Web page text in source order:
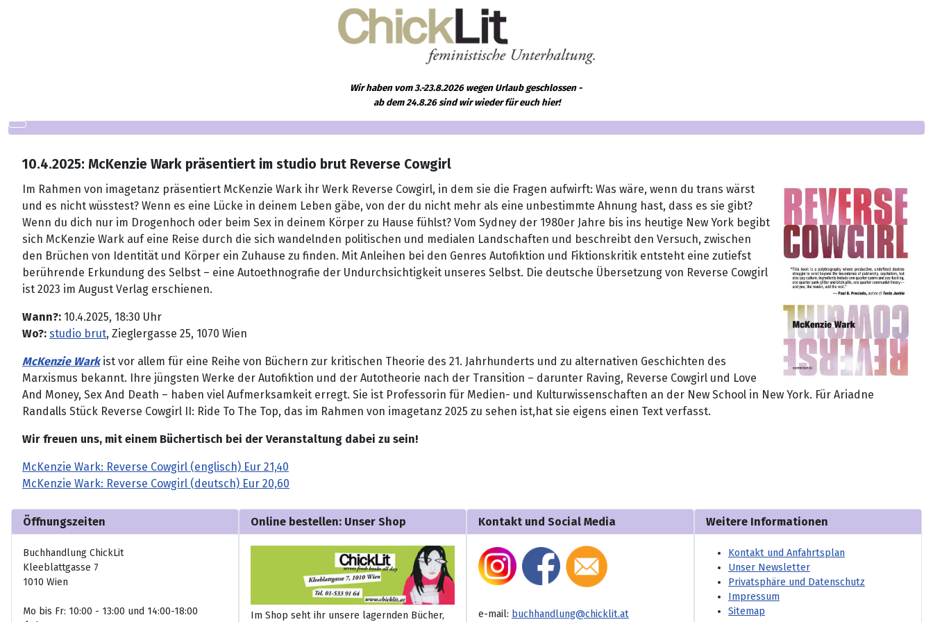
Wir haben vom 3.-23.8.2026 wegen Urlaub geschlossen -
ab dem 24.8.26 sind wir wieder für euch hier!
10.4.2025: McKenzie Wark präsentiert im studio brut Reverse Cowgirl
Im Rahmen von imagetanz präsentiert McKenzie Wark ihr Werk Reverse Cowgirl, in dem sie die Fragen aufwirft: Was wäre, wenn du trans wärst
und es nicht wüsstest? Wenn es eine Lücke in deinem Leben gäbe, von der du nicht mehr als eine unbestimmte Ahnung hast, dass es sie gibt?
Wenn du dich nur im Drogenhoch oder beim Sex in deinem Körper zu Hause fühlst? Vom Sydney der 1980er Jahre bis ins heutige New York begibt
sich McKenzie Wark auf eine Reise durch die sich wandelnden politischen und medialen Landschaften und beschreibt den Versuch, zwischen
den Brüchen von Identität und Körper ein Zuhause zu finden. Mit Anleihen bei den Genres Autofiktion und Fiktionskritik entsteht eine zutiefst
berührende Erkundung des Selbst – eine Autoethnografie der Undurchsichtigkeit unseres Selbst. Die deutsche Übersetzung von Reverse Cowgirl
ist 2023 im August Verlag erschienen.
Wann?: 10.4.2025, 18:30 Uhr
Wo?: studio brut, Zieglergasse 25, 1070 Wien
McKenzie Warkist vor allem für eine Reihe von Büchern zur kritischen Theorie des 21. Jahrhunderts und zu alternativen Geschichten des
Marxismus bekannt. Ihre jüngsten Werke der Autofiktion und der Autotheorie nach der Transition – darunter Raving, Reverse Cowgirl und Love
And Money, Sex And Death – haben viel Aufmerksamkeit erregt. Sie ist Professorin für Medien- und Kulturwissenschaften an der New School in New York. Für Ariadne
Randalls Stück Reverse Cowgirl II: Ride To The Top, das im Rahmen von imagetanz 2025 zu sehen ist,hat sie eigens einen Text verfasst.
Wir freuen uns, mit einem Büchertisch bei der Veranstaltung dabei zu sein!
McKenzie Wark: Reverse Cowgirl (englisch) Eur 21,40
McKenzie Wark: Reverse Cowgirl (deutsch) Eur 20,60
Öffnungszeiten
Buchhandlung ChickLit
Kleeblattgasse 7
1010 Wien
Mo bis Fr: 10:00 - 13:00 und 14:00-18:00
Online bestellen: Unser Shop
Im Shop seht ihr unsere lagernden Bücher,
Kontakt und Social Media
e-mail: buchhandlung@chicklit.at
Weitere Informationen
Kontakt und Anfahrtsplan
Unser Newsletter
Privatsphäre und Datenschutz
Impressum
Sitemap